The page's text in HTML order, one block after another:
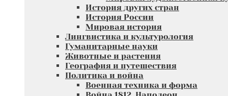
История других стран
История России
Мировая история
Лингвистика и культурология
Гуманитарные науки
Животные и растения
География и путешествия
Политика и война
Военная техника и форма